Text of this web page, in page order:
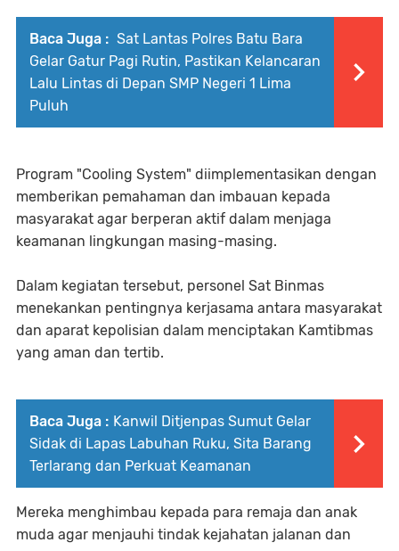
Baca Juga : Sat Lantas Polres Batu Bara
Gelar Gatur Pagi Rutin, Pastikan Kelancaran
Lalu Lintas di Depan SMP Negeri 1 Lima
Puluh
Program "Cooling System" diimplementasikan dengan
memberikan pemahaman dan imbauan kepada
masyarakat agar berperan aktif dalam menjaga
keamanan lingkungan masing-masing.
Dalam kegiatan tersebut, personel Sat Binmas
menekankan pentingnya kerjasama antara masyarakat
dan aparat kepolisian dalam menciptakan Kamtibmas
yang aman dan tertib.
Baca Juga : Kanwil Ditjenpas Sumut Gelar
Sidak di Lapas Labuhan Ruku, Sita Barang
Terlarang dan Perkuat Keamanan
Mereka menghimbau kepada para remaja dan anak
muda agar menjauhi tindak kejahatan jalanan dan